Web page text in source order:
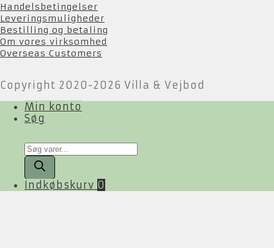
Handelsbetingelser
Leveringsmuligheder
Bestilling og betaling
Om vores virksomhed
Overseas Customers
Copyright 2020-2026 Villa & Vejbod
Min konto
Søg
Products
search
Indkøbskurv 0